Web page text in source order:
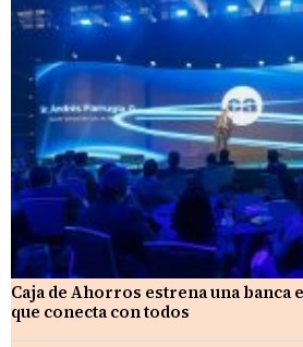
Caja de Ahorros estrena una banca
que conecta con todos